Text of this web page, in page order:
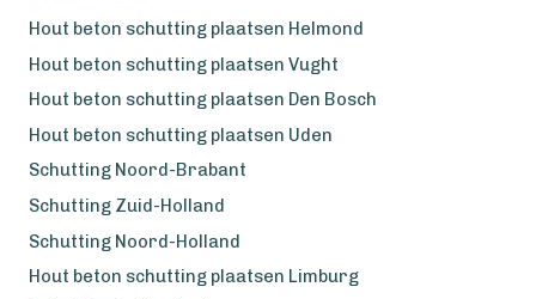
Hout beton schutting plaatsen Helmond
Hout beton schutting plaatsen Vught
Hout beton schutting plaatsen Den Bosch
Hout beton schutting plaatsen Uden
Schutting Noord-Brabant
Schutting Zuid-Holland
Schutting Noord-Holland
Hout beton schutting plaatsen Limburg